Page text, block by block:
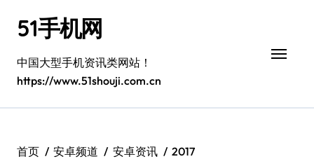
51手机网
中国大型手机资讯类网站！
https://www.51shouji.com.cn
首页 安卓频道 安卓资讯
2017